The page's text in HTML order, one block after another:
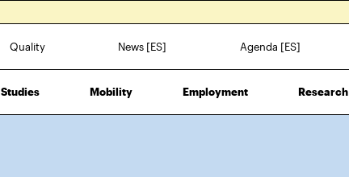
Quality News [ES] Agenda [ES]
Studies Mobility Employment Research